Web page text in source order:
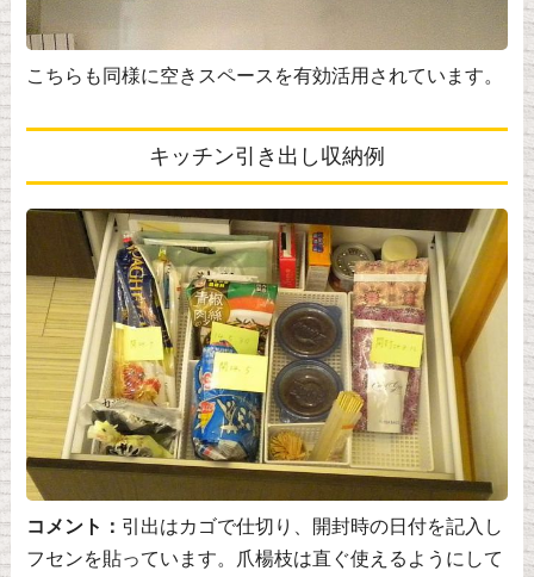
こちらも同様に空きスペースを有効活用されています。
キッチン引き出し収納例
コメント： 引出はカゴで仕切り、開封時の日付を記入し
フセンを貼っています。爪楊枝は直ぐ使えるようにして